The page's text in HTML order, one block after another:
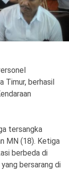
Timur, berhasil
tersangka
MN (18). Ketiga
berbeda di
bersarang di